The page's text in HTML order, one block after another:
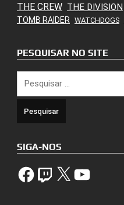
THE CREW THE DIVISION
TOMB RAIDER WATCHDOGS
PESQUISAR NO SITE
por:
SIGA-NOS
FacebookTwitch X YouTube